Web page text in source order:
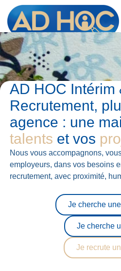
AD HOC Intérim
Recrutement,
agence : une
talents et vos
Nous vous accompagnons,
employeurs, dans vos besoins
recrutement, avec proximité,
Je cherche
Je cherche
Je recrute